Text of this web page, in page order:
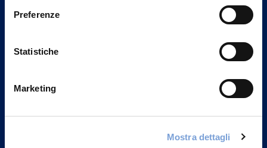
Preferenze
Statistiche
Marketing
Mostra dettagli
Vittoria Assicurazioni S.p.A.
Part. IVA 01329510158